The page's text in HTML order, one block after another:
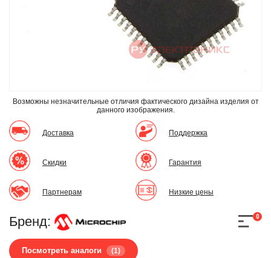
Возможны незначительные отличия фактического дизайна изделия от
данного изображения.
Доставка
Скидки
Партнерам
Поддержка
Гарантия
Низкие цены
Бренд:
Посмотреть аналоги (1)
0